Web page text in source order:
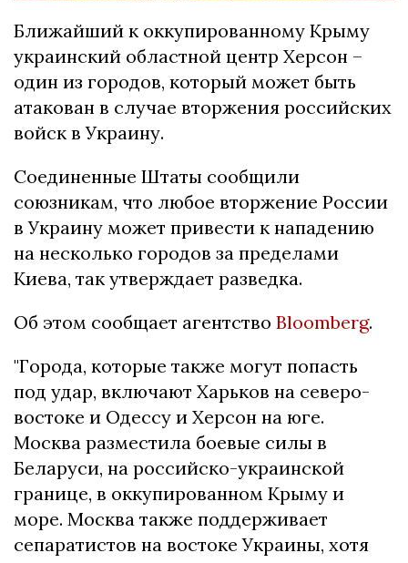
Ближайший к оккупированному Крыму
украинский областной центр Херсон –
один из городов, который может быть
атакован в случае вторжения российских
войск в Украину.
Соединенные Штаты сообщили
союзникам, что любое вторжение России
в Украину может привести к нападению
на несколько городов за пределами
Киева, так утверждает разведка.
Об этом сообщает агентство Bloomberg.
"Города, которые также могут попасть
под удар, включают Харьков на северо-
востоке и Одессу и Херсон на юге.
Москва разместила боевые силы в
Беларуси, на российско-украинской
границе, в оккупированном Крыму и
море. Москва также поддерживает
сепаратистов на востоке Украины, хотя